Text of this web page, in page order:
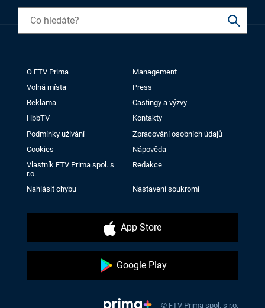
O FTV Prima
Management
Volná místa
Press
Reklama
Castingy a výzvy
HbbTV
Kontakty
Podmínky užívání
Zpracování osobních údajů
Cookies
Nápověda
Vlastník FTV Prima spol. s
r.o.
Redakce
Nahlásit chybu Nastavení soukromí
App Store
Google Play
© FTV Prima spol. s r.o.